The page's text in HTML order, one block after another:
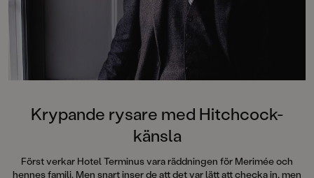
Krypande rysare med Hitchcock-
känsla
Först verkar Hotel Terminus vara räddningen för Merimée och
hennes familj. Men snart inser de att det var lätt att checka in, men